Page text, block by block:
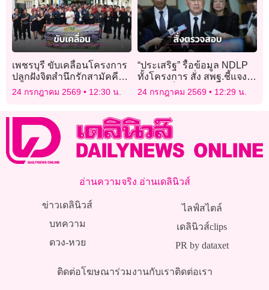
เพชรบุรี ขับเคลื่อนโครงการ
ปลูกฝังจิตสำนึกรักสามัคคีส่ง
เสริมความปรองดอง ประจำ
ปี 2569
24 กรกฎาคม 2569 12:30 น.
“ประเสริฐ” รื้อข้อมูล NDLP
ทั้งโครงการ สั่ง สพฐ.ชี้แจง
ทุกประเด็น ปมจ้างที่ปรึกษา
475 คน
24 กรกฎาคม 2569 12:29 น.
อ่านความจริง อ่านเดลินิวส์
ข่าวเดลินิวส์
บทความ
ดวง-หวย
ไลฟ์สไตล์
เดลินิวส์clips
PR by dataxet
ติดต่อโฆษณาร่วมงานกับเราติดต่อเรา